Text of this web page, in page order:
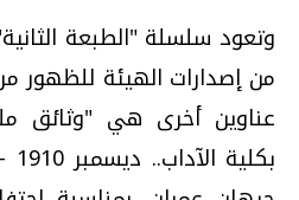
وتعود سلسلة "الطبعة
من إصدارات الهيئة للظهور
عناوين أخرى هي "وثائق